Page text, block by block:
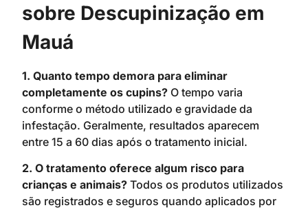
sobre Descupinização em
Mauá
1. Quanto tempo demora para eliminar
completamente os cupins? O tempo varia
conforme o método utilizado e gravidade da
infestação. Geralmente, resultados aparecem
entre 15 a 60 dias após o tratamento inicial.
2. O tratamento oferece algum risco para
crianças e animais? Todos os produtos utilizados
são registrados e seguros quando aplicados por